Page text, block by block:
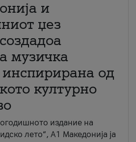
и
џез
музичка
од
културно
издание на
лето“, А1 Македонија ја